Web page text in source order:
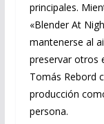
principales.
«Blender At
mantenerse al
preservar otros
Tomás Rebord
producción
persona.